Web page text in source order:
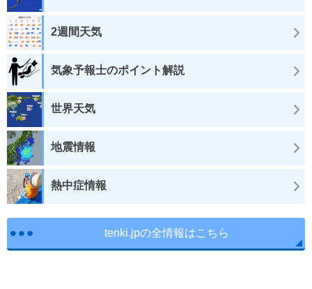
2週間天気
気象予報士のポイント解説
世界天気
地震情報
熱中症情報
tenki.jpの全情報はこちら